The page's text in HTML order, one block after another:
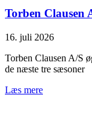
Torben Clausen
16. juli 2026
Torben Clausen A/S
de næste tre sæsoner
Læs mere